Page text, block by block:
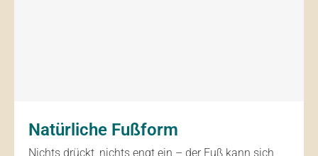
Natürliche Fußform
Nichts drückt, nichts engt ein – der Fuß kann sich